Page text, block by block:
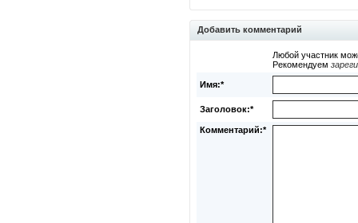
Добавить комментарий
Любой участник
Рекомендуем
Имя:*
Заголовок:*
Комментарий:*